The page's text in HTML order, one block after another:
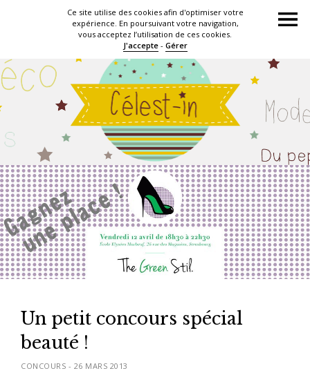
Ce site utilise des cookies afin d'optimiser votre
expérience. En poursuivant votre navigation,
vous acceptez l’utilisation de ces cookies.
J'accepte- Gérer
Un petit concours spécial
beauté !
CONCOURS - 26 MARS 2013